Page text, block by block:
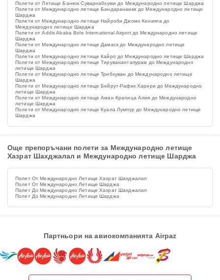
Полети от Летище Банкок Суварнабхуми до Международно летище Шарджа
Полети от Международно летище Бандаранаике до Международно летище
Шарджа
Полети от Международно летище Найроби Джомо Кенията до
Международно летище Шарджа
Полети от Addis Ababa Bole International Airport до Международно летище
Шарджа
Полети от Международно летище Дамаск до Международно летище
Шарджа
Полети от Международно летище Кайро до Международно летище Шарджа
Полети от Международно летище Тируванантапурам до Международно
летище Шарджа
Полети от Международно летище Трибхуван до Международно летище
Шарджа
Полети от Международно летище Бейрут-Рафик Харири до Международно
летище Шарджа
Полети от Международно летище Аман Кралица Алия до Международно
летище Шарджа
Полети от Международно летище Куала Лумпур до Международно летище
Шарджа
Още препоръчани полети за Международно летище
Хазрат Шахджалал и Международно летище Шарджа
Полет От Международно Летище Хазрат Шахджалал
Полет От Международно Летище Шарджа
Полет До Международно Летище Хазрат Шахджалал
Полет До Международно Летище Шарджа
Партньори на авиокомпанията Airpaz